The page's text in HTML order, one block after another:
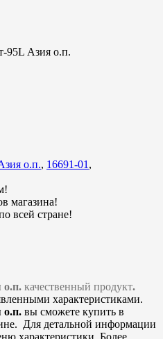
95L Азия о.п.
о.п., 16691-01 ,
магазина!
всей стране!
о.п. качественный продукт.
характеристиками.
о.п. вы сможете купить в
Для детальной информации